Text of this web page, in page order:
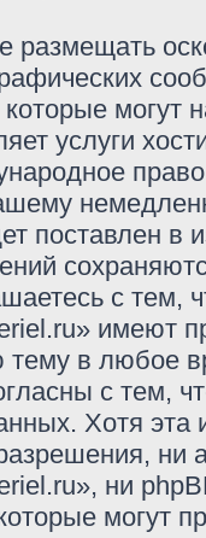
размещать
могут
услуги
поставлен в
с
имеют
в любое
с тем,
Хотя
ни
ни
могут